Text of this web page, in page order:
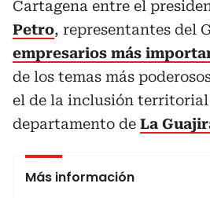
Cartagena entre el
Petro, representantes del
empresarios más
de los temas más
el de la inclusión territorial
departamento de La
Más información